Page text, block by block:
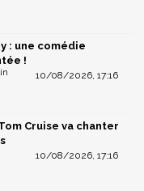
: une comédie
!
10/08/2026, 17:16
Cruise va chanter
10/08/2026, 17:16